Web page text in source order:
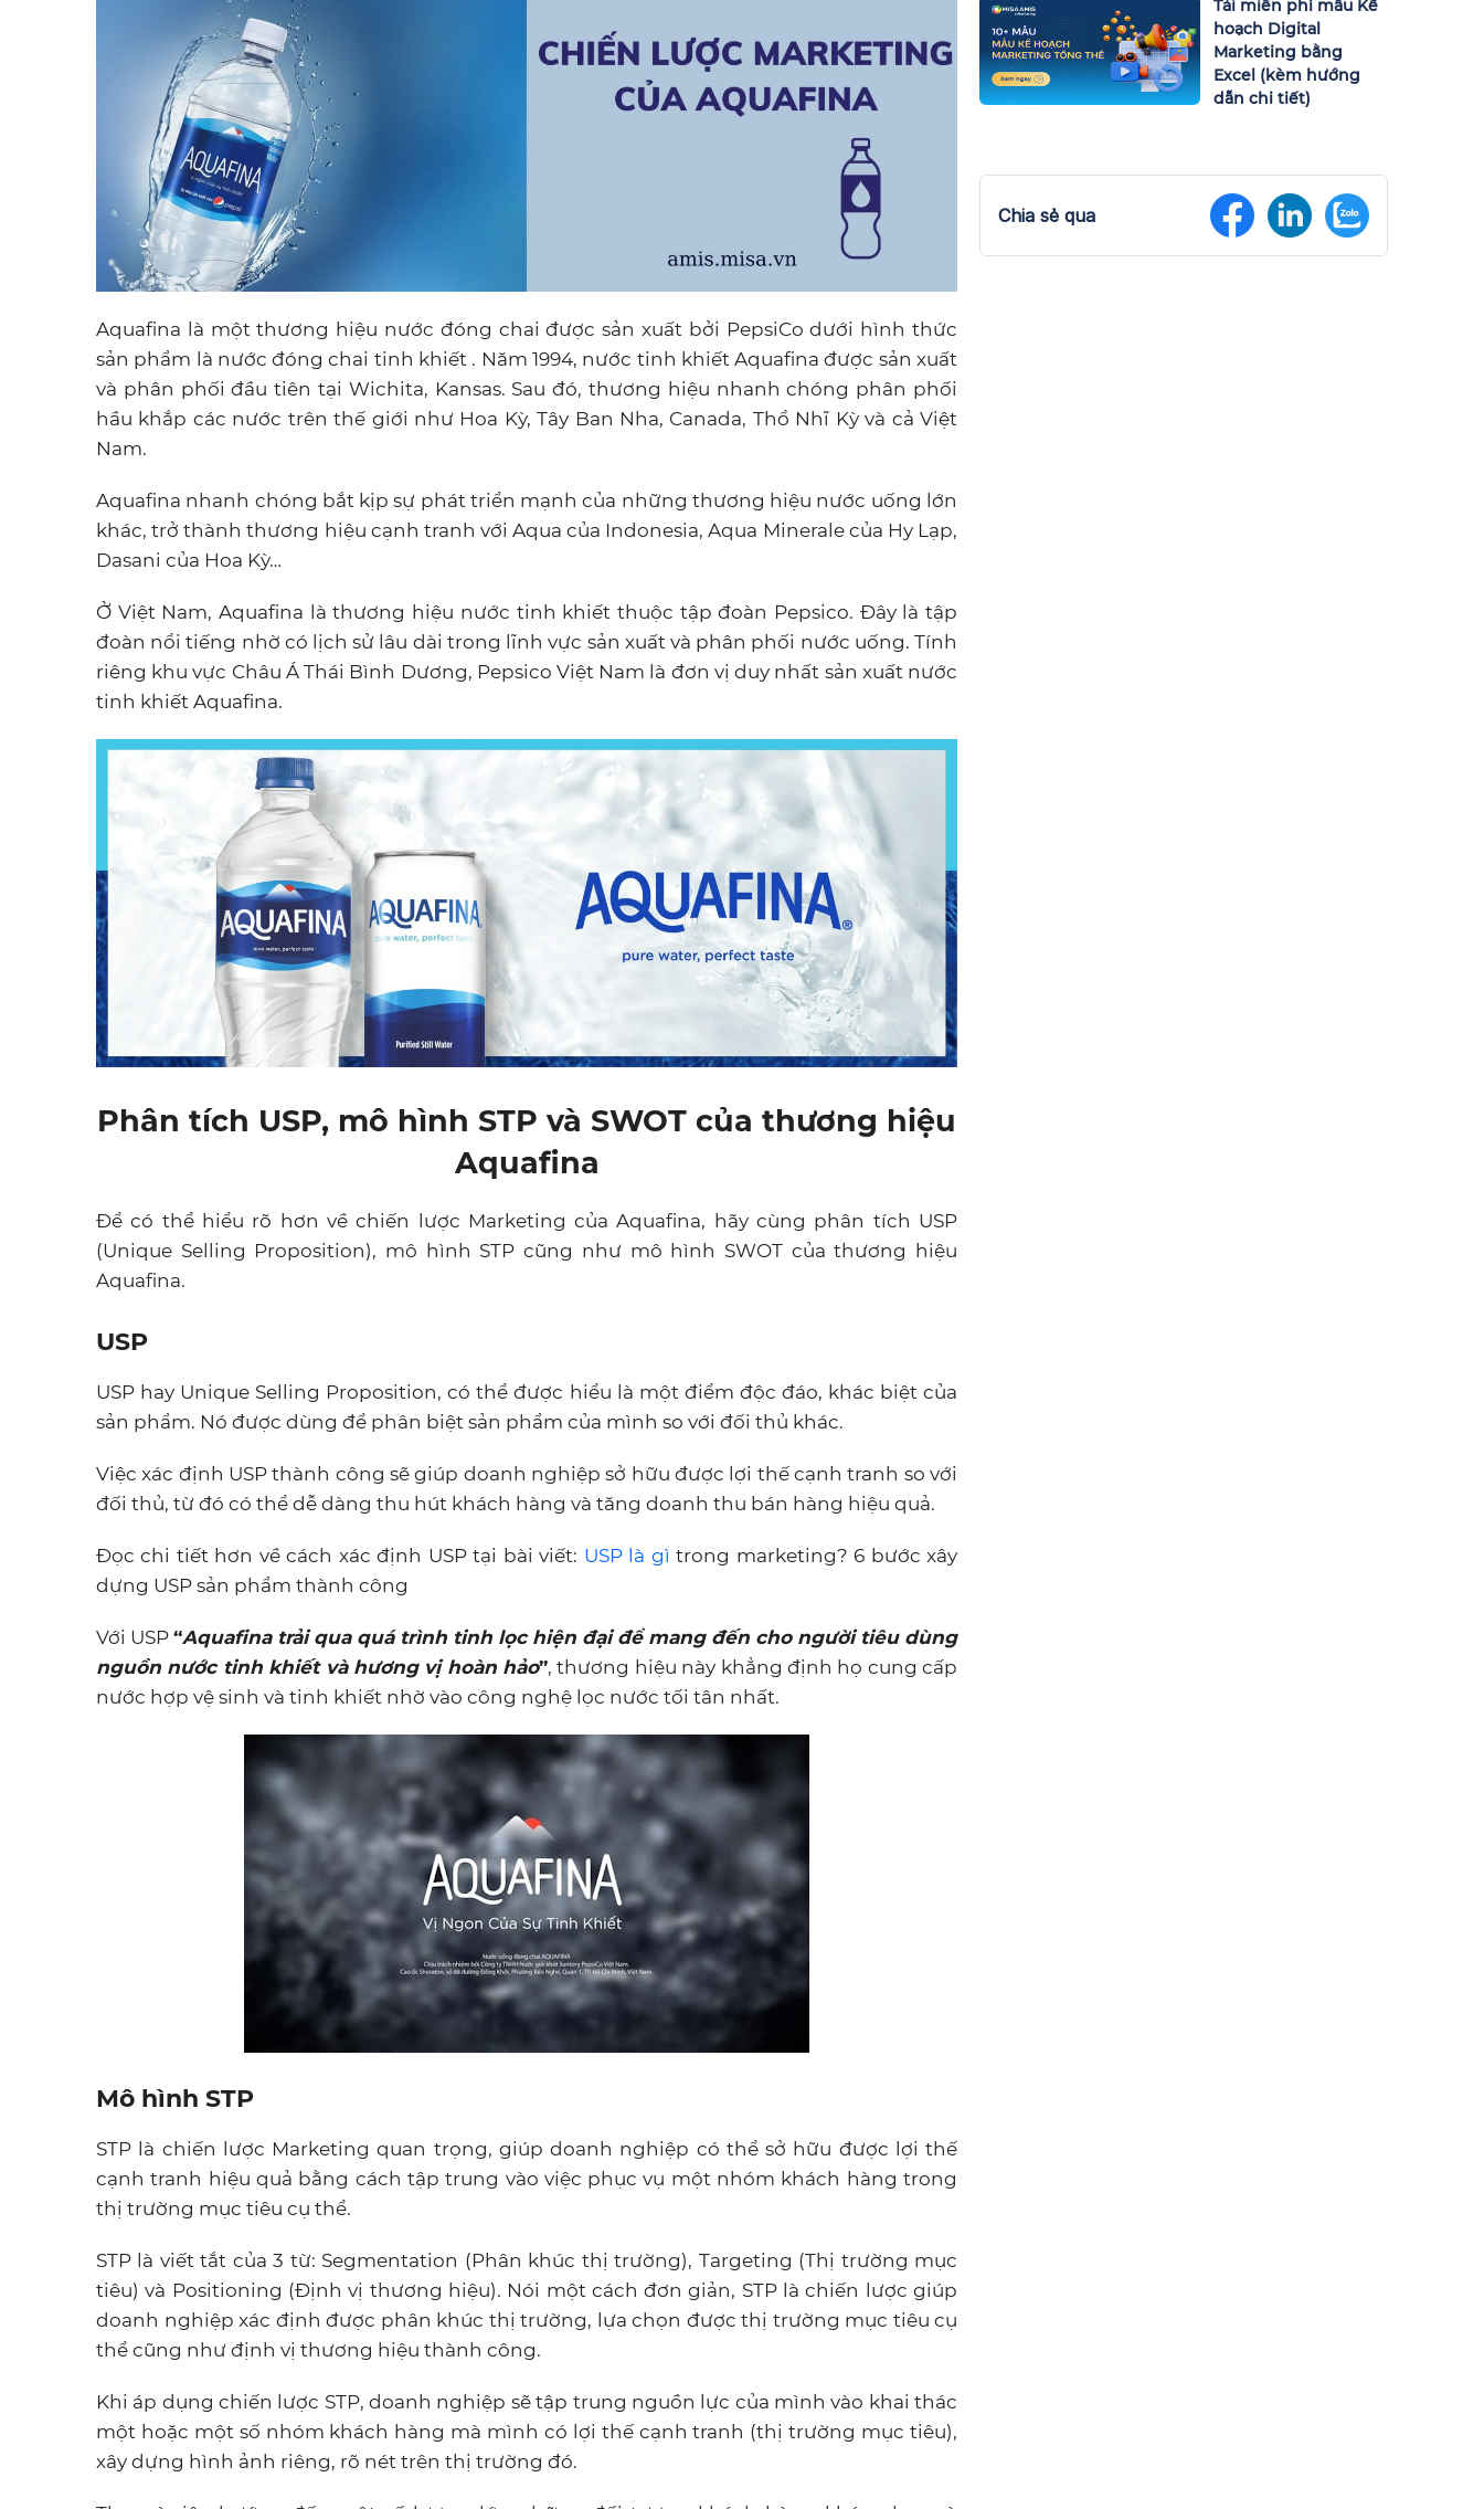
Aquafina là một thương hiệu nước đóng chai được sản xuất bởi PepsiCo dưới hình thức
sản phẩm là nước đóng chai tinh khiết . Năm 1994, nước tinh khiết Aquafina được sản xuất
và phân phối đầu tiên tại Wichita, Kansas. Sau đó, thương hiệu nhanh chóng phân phối
hầu khắp các nước trên thế giới như Hoa Kỳ, Tây Ban Nha, Canada, Thổ Nhĩ Kỳ và cả Việt
Nam.
Aquafina nhanh chóng bắt kịp sự phát triển mạnh của những thương hiệu nước uống lớn
khác, trở thành thương hiệu cạnh tranh với Aqua của Indonesia, Aqua Minerale của Hy Lạp,
Dasani của Hoa Kỳ…
Ở Việt Nam, Aquafina là thương hiệu nước tinh khiết thuộc tập đoàn Pepsico. Đây là tập
đoàn nổi tiếng nhờ có lịch sử lâu dài trong lĩnh vực sản xuất và phân phối nước uống. Tính
riêng khu vực Châu Á Thái Bình Dương, Pepsico Việt Nam là đơn vị duy nhất sản xuất nước
tinh khiết Aquafina.
Phân tích USP, mô hình STP và SWOT của thương hiệu
Aquafina
Để có thể hiểu rõ hơn về chiến lược Marketing của Aquafina, hãy cùng phân tích USP
(Unique Selling Proposition), mô hình STP cũng như mô hình SWOT của thương hiệu
Aquafina.
USP
USP hay Unique Selling Proposition, có thể được hiểu là một điểm độc đáo, khác biệt của
sản phẩm. Nó được dùng để phân biệt sản phẩm của mình so với đối thủ khác.
Việc xác định USP thành công sẽ giúp doanh nghiệp sở hữu được lợi thế cạnh tranh so với
đối thủ, từ đó có thể dễ dàng thu hút khách hàng và tăng doanh thu bán hàng hiệu quả.
Đọc chi tiết hơn về cách xác định USP tại bài viết: USP là gì trong marketing? 6 bước xây
dựng USP sản phẩm thành công
Với USP “Aquafina trải qua quá trình tinh lọc hiện đại để mang đến cho người tiêu dùng
nguồn nước tinh khiết và hương vị hoàn hảo”, thương hiệu này khẳng định họ cung cấp
nước hợp vệ sinh và tinh khiết nhờ vào công nghệ lọc nước tối tân nhất.
Mô hình STP
STP là chiến lược Marketing quan trọng, giúp doanh nghiệp có thể sở hữu được lợi thế
cạnh tranh hiệu quả bằng cách tập trung vào việc phục vụ một nhóm khách hàng trong
thị trường mục tiêu cụ thể.
STP là viết tắt của 3 từ: Segmentation (Phân khúc thị trường), Targeting (Thị trường mục
tiêu) và Positioning (Định vị thương hiệu). Nói một cách đơn giản, STP là chiến lược giúp
doanh nghiệp xác định được phân khúc thị trường, lựa chọn được thị trường mục tiêu cụ
thể cũng như định vị thương hiệu thành công.
Khi áp dụng chiến lược STP, doanh nghiệp sẽ tập trung nguồn lực của mình vào khai thác
một hoặc một số nhóm khách hàng mà mình có lợi thế cạnh tranh (thị trường mục tiêu),
xây dựng hình ảnh riêng, rõ nét trên thị trường đó.
Tải miễn phí mẫu Kế
hoạch Digital
Marketing bằng
Excel (kèm hướng
dẫn chi tiết)
Chia sẻ qua